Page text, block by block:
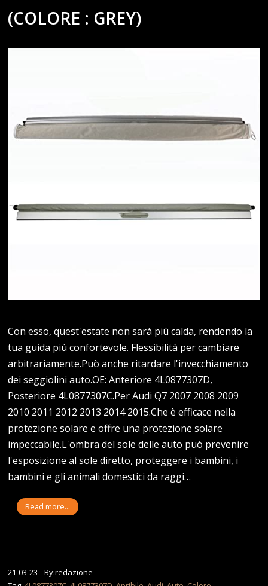
(COLORE : GREY)
Con esso, quest'estate non sarà più calda, rendendo la
tua guida più confortevole. Flessibilità per cambiare
arbitrariamente.Può anche ritardare l'invecchiamento
dei seggiolini auto.OE: Anteriore 4L0877307D,
Posteriore 4L0877307C.Per Audi Q7 2007 2008 2009
2010 2011 2012 2013 2014 2015.Che è efficace nella
protezione solare e offre una protezione solare
impeccabile.L'ombra del sole delle auto può prevenire
l'esposizione al sole diretto, proteggere i bambini, i
bambini e gli animali domestici da raggi…
Read more...
21-03-23
By:redazione